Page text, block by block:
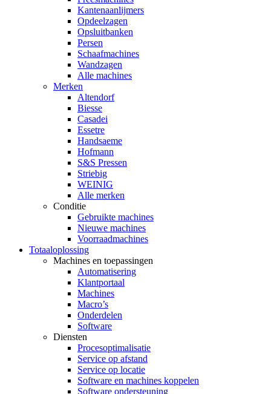
Kantenaanlijmers
Opdeelzagen
Opsluitbanken
Persen
Schaafmachines
Wandzagen
Alle machines
Merken
Altendorf
Biesse
Casadei
Essetre
Handsaeme
Hofmann
S&S Pressen
Striebig
WEINIG
Alle merken
Conditie
Gebruikte machines
Nieuwe machines
Voorraadmachines
Totaaloplossing
Machines en toepassingen
Automatisering
Klantportaal
Machines
Macro’s
Onderdelen
Software
Diensten
Procesoptimalisatie
Service op afstand
Service op locatie
Software en machines koppelen
Software ondersteuning